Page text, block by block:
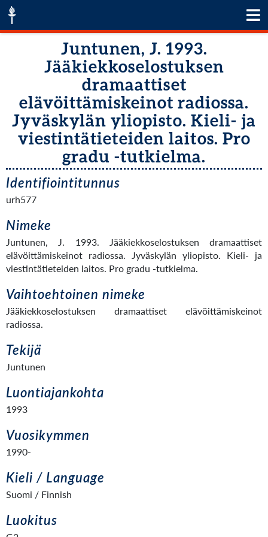
Juntunen, J. 1993.
Jääkiekkoselostuksen
dramaattiset
elävöittämiskeinot radiossa.
Jyväskylän yliopisto. Kieli- ja
viestintätieteiden laitos. Pro
gradu -tutkielma.
Identifiointitunnus
urh577
Nimeke
Juntunen, J. 1993. Jääkiekkoselostuksen dramaattiset
elävöittämiskeinot radiossa. Jyväskylän yliopisto. Kieli- ja
viestintätieteiden laitos. Pro gradu -tutkielma.
Vaihtoehtoinen nimeke
Jääkiekkoselostuksen dramaattiset elävöittämiskeinot
radiossa.
Tekijä
Juntunen
Luontiajankohta
1993
Vuosikymmen
1990-
Kieli / Language
Suomi / Finnish
Luokitus